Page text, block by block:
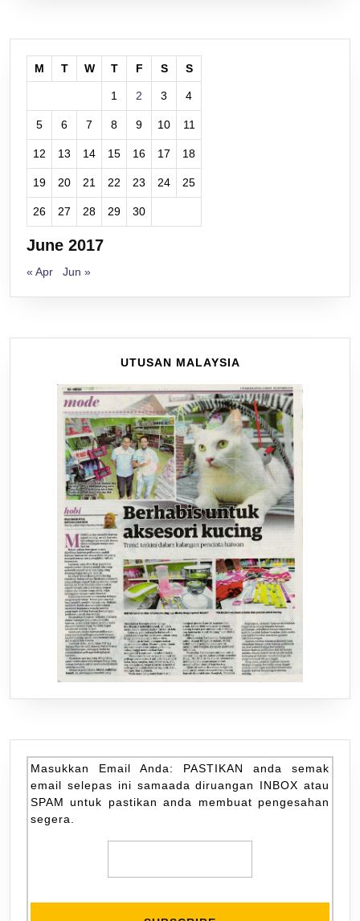
June 2017
M T W T F S S
1 2 3 4
5 6 7 8 9 10 11
12 13 14 15 16 17 18
19 20 21 22 23 24 25
26 27 28 29 30
« Apr Jun »
UTUSAN MALAYSIA
Masukkan Email Anda: PASTIKAN anda semak
email selepas ini samaada diruangan INBOX atau
SPAM untuk pastikan anda membuat pengesahan
segera.